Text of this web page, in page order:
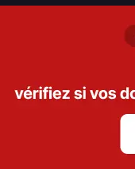
CGU FranceVerif+